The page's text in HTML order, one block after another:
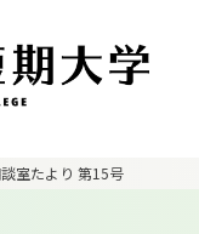
室たより 第15号